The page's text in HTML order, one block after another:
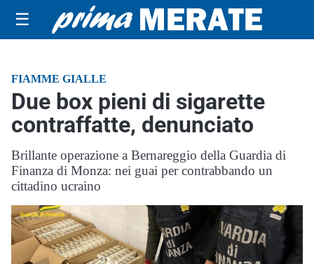
☰
FIAMME GIALLE
Due box pieni di sigarette
contraffatte, denunciato
Brillante operazione a Bernareggio della Guardia di
Finanza di Monza: nei guai per contrabbando un
cittadino ucraino